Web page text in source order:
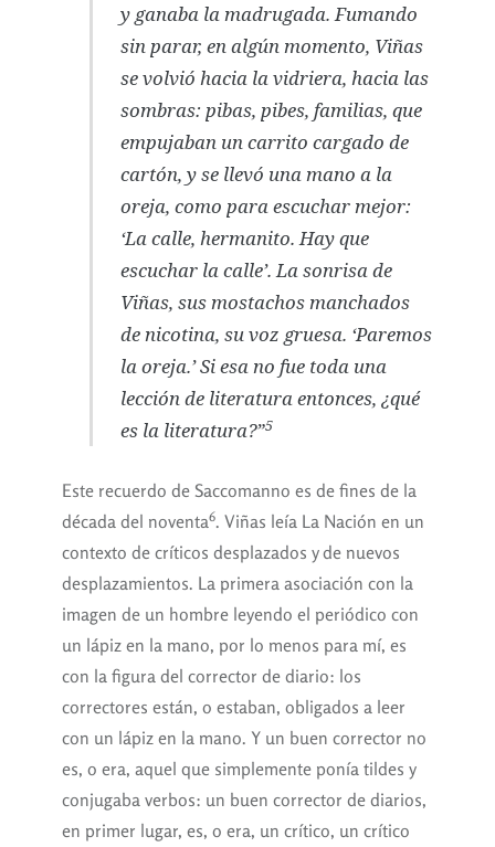
y ganaba la madrugada. Fumando
sin parar, en algún momento, Viñas
se volvió hacia la vidriera, hacia las
sombras: pibas, pibes, familias, que
empujaban un carrito cargado de
cartón, y se llevó una mano a la
oreja, como para escuchar mejor:
‘La calle, hermanito. Hay que
escuchar la calle’. La sonrisa de
Viñas, sus mostachos manchados
de nicotina, su voz gruesa. ‘Paremos
la oreja.’ Si esa no fue toda una
lección de literatura entonces, ¿qué
es la literatura?”5
Este recuerdo de Saccomanno es de fines de la
década del noventa6. Viñas leía La Nación en un
contexto de críticos desplazados y de nuevos
desplazamientos. La primera asociación con la
imagen de un hombre leyendo el periódico con
un lápiz en la mano, por lo menos para mí, es
con la figura del corrector de diario: los
correctores están, o estaban, obligados a leer
con un lápiz en la mano. Y un buen corrector no
es, o era, aquel que simplemente ponía tildes y
conjugaba verbos: un buen corrector de diarios,
en primer lugar, es, o era, un crítico, un crítico